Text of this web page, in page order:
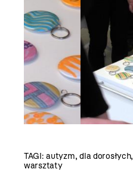
TAGI:autyzm,dla dorosłych,
warsztaty